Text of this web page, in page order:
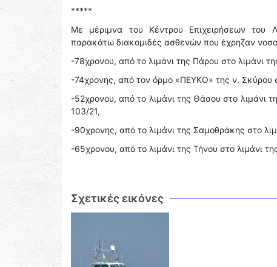
*****
Με μέριμνα του Κέντρου Επιχειρήσεων του
παρακάτω διακομιδές ασθενών που έχρηζαν
-78χρονου, από το λιμάνι της Πάρου στο λιμάνι
-74χρονης, από τον όρμο «ΠΕΥΚΟ» της ν.
-52χρονου, από το λιμάνι της Θάσου στο
103/21,
-90χρονης, από το λιμάνι της Σαμοθράκης στο
-65χρονου, από το λιμάνι της Τήνου στο
Σχετικές εικόνες